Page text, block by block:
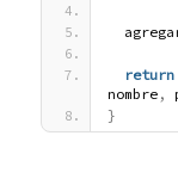
return
nombre ,
}